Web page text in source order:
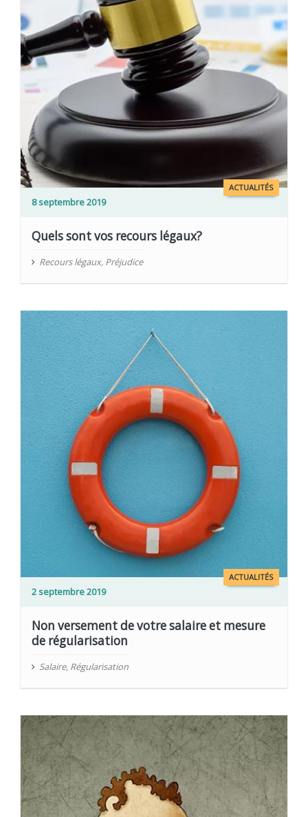
ACTUALITÉS
8 septembre 2019
Quels sont vos recours légaux?
Recours légaux, Préjudice
ACTUALITÉS
2 septembre 2019
Non versement de votre salaire et mesure
de régularisation
Salaire, Régularisation